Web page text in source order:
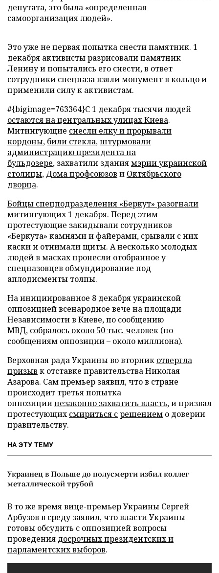
депутата, это была «определенная
самоорганизация людей».
Это уже не первая попытка снести памятник. 1
декабря активисты разрисовали памятник
Ленину и попытались его снести, в ответ
сотрудники спецназа взяли монумент в кольцо и
применили силу к активистам.
#{bigimage=763364}С 1 декабря тысячи людей
остаются на центральных улицах Киева.
Митингующие снесли елку и прорывали
кордоны, били стекла,штурмовали
администрацию президента на
бульдозере, захватили зданиямэрии украинской
столицы, Дома профсоюзов и Октябрьского
дворца.
Бойцы спецподразделения «Беркут» разогнали
митингующих1 декабря. Перед этим
протестующие закидывали сотрудников
«Беркута» камнями и файерами, срывали с них
каски и отнимали щиты. А несколько молодых
людей в масках пронесли отобранное у
спецназовцев обмундирование под
аплодисменты толпы.
На инициированное 8 декабря украинской
оппозицией всенародное вече на площади
Независимости в Киеве, по сообщению
МВД, собралось около 50 тыс. человек (по
сообщениям оппозиции– около миллиона).
Верховная рада Украины во вторник отвергла
призыв к отставке правительства Николая
Азарова. Сам премьер заявил, что в стране
происходит третья попытка
оппозициинезаконно захватить власть, и призвал
протестующихсмириться срешением о доверии
правительству.
НА ЭТУ ТЕМУ
Украинец в Польше до полусмерти избил коллег
металлической трубой
В то же время вице-премьер Украины Сергей
Арбузов в среду заявил, что власти Украины
готовы обсудить с оппозицией вопросы
проведения досрочных президентских и
парламентских выборов.